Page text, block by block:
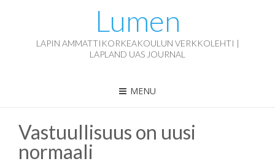
Lumen
LAPIN AMMATTIKORKEAKOULUN VERKKOLEHTI |
LAPLAND UAS JOURNAL
MENU
Vastuullisuus on uusi
normaali